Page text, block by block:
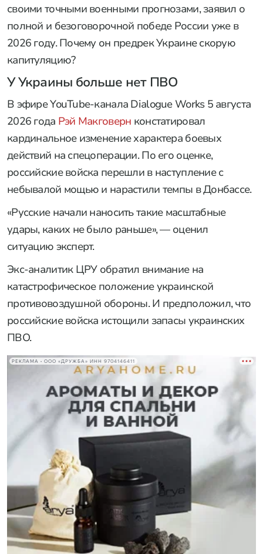
своими точными военными прогнозами, заявил о
полной и безоговорочной победе России уже в
2026 году. Почему он предрек Украине скорую
капитуляцию?
У Украины больше нет ПВО
В эфире YouTube-канала Dialogue Works 5 августа
2026 года Рэй Макговерн констатировал
кардинальное изменение характера боевых
действий на спецоперации. По его оценке,
российские войска перешли в наступление с
небывалой мощью и нарастили темпы в Донбассе.
«Русские начали наносить такие масштабные
удары, каких не было раньше», — оценил
ситуацию эксперт.
Экс-аналитик ЦРУ обратил внимание на
катастрофическое положение украинской
противовоздушной обороны. И предположил, что
российские войска истощили запасы украинских
ПВО.
РЕКЛАМА • ООО «ДРУЖБА» ИНН 9704146411